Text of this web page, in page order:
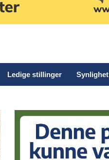
Ledige stillinger Synlighet